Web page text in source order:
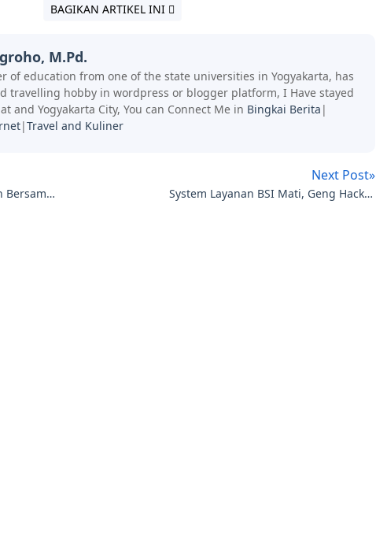
BAGIKAN ARTIKEL INI
M.Pd.
of education from one of the state universities in Yogyakarta, has
travelling hobby in wordpress or blogger platform, I Have stayed
and Yogyakarta City, You can Connect Me in Bingkai Berita |
|Travel and Kuliner
Bersama
Next Post»
System Layanan BSI Mati, Geng Hacker